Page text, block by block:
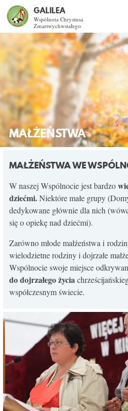
GALILEA
Wspólnota Chrystusa
Zmartwychwstałego
Szukaj
CO DAJE
SPOTKANIA
DLA KOGO?
AKTUALNOŚCI
WSPÓLNOTA
KURSY SNE
KONTAKT
MAŁŻEŃSTWA
MAŁŻEŃSTWA WE
W naszej Wspólnocie jest bardzo
dziećmi.Niektóre małe grupy
dedykowane głównie dla nich
się o opiekę nad dziećmi).
Zarówno młode małżeństwa i
wielodzietne rodziny i dojrzałe
Wspólnocie swoje miejsce
do dojrzałego życia
współczesnym świecie.